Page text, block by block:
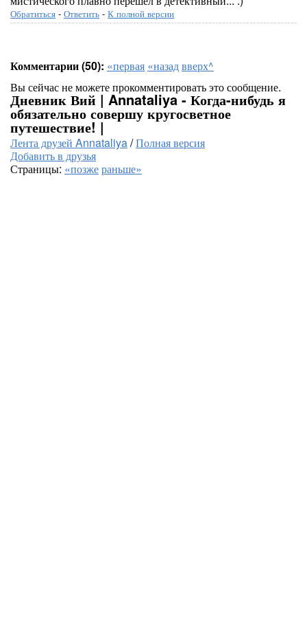
Обратиться - Ответить - К полной версии
Комментарии (50): «первая «назадвверх^
Вы сейчас не можете прокомментировать это сообщение.
Дневник Вий | Annataliya - Когда-нибудь я
обязательно совершу кругосветное
путешествие! |
Лента друзей Annataliya/Полная версия
Добавить в друзья
Страницы: «позжераньше»